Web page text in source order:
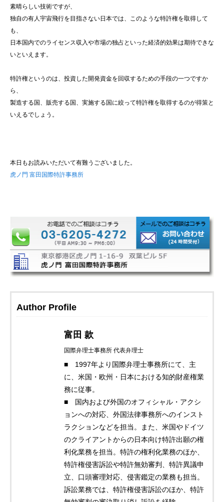
素晴らしい技術ですが、
独自の有人宇宙飛行を目指さない日本では、このような特許権を取得して
も、
日本国内でのライセンス収入や市場の独占といった経済的効果は期待できな
いといえます。
特許権というのは、投資した開発資金を回収するための手段の一つですか
ら、
製造する国、販売する国、実施する国に絞って特許権を取得するのが得策と
いえるでしょう。
本日もお読みいただいて有難うございました。
虎ノ門 富田国際特許事務所
Author Profile
富田 款
国際弁理士事務所 代表弁理士
■ 1997年より国際弁理士事務所にて、主
に、米国・欧州・日本における知的財産権業
務に従事。
■ 国内および外国のオフィシャル・アクシ
ョンへの対応、外国法律事務所へのインスト
ラクションなどを担当。また、米国やドイツ
のクライアントからの日本向け特許出願の権
利化業務を担当。特許の権利化業務のほか、
特許権侵害訴訟や特許無効審判、特許異議申
立、口頭審理対応、侵害鑑定の業務も担当。
訴訟業務では、特許権侵害訴訟のほか、特許